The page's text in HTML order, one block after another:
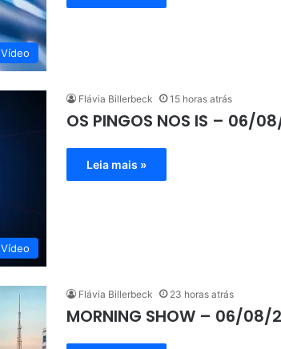
Vídeo
Vídeo
Flávia Billerbeck 15 horas atrás
OS PINGOS NOS IS – 06/
Leia mais »
Flávia Billerbeck 23 horas atrás
MORNING SHOW – 06/08/